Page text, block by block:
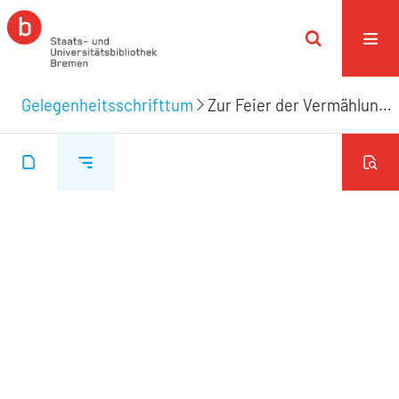
Gelegenheitsschrifttum Zur Feier der Vermählung des Herrn Johann Conrad Bley mit der Jungfrau Antonia Charl. Derkhiem gewidmet von J. F. Bley. Am 18. Mai 1843.